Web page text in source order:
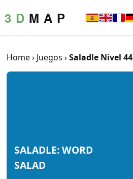
3 D M A P
Home› Juegos ›Saladle Nivel 44
SALADLE: WORD
SALAD